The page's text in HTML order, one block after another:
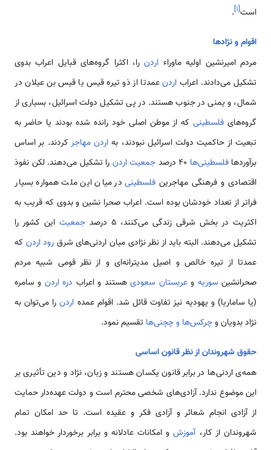
است[۱]
.
اقوام و نژادها
مردم امیرنشین اولیه ماوراء اردنرا،‌ اکثرا گروه‌های قبایل اعراب بدوی
تشکیل می‌دادند. اعراب اردنعمدتا از ذو تیره قیس یا قیس بن عیلان در
شمال، و یمنی در جنوب هستند. در پی تشکیل دولت اسرائیل، بسیاری از
گروه‌های فلسطینی که از موطن اصلی خود رانده شده بودند یا حاضر به
تبعیت از حاکمیت دولت اسرائیل نبودند، به اردن مهاجر کردند. بر اساس
برآوردهافلسطینی‌ها جمعیت اردن را تشکیل می‌دهند. لکن نفوذ
اقتصادی و فرهنگی مهاجرینفلسطینی در میان این ملت همواره بسیار
فراتر از تعداد خودشان بوده است. اعراب صحرا نشین و بدوی که قریب به
اکثریت در بخش شرقی زندگی می‌کنند،‌ 5 درصد
جمعیت این کشور را
تشکیل می‌دهند. البته باید از نظر نژادی میان اردنی‌های شرق رود اردن که
عمدتا از تیره خالص و اصیل مدیترانه‌ای و از نظر قومی‌ شبیه مردم
صحرا‌نشین سوریه وعربستان سعودیهستند و اعراب دره اردن و سامره
(یا ساماریا) و یهودیه نیز تفاوت قائل شد. اقوام عمده اردنرا می‌توان به
نژاد بدویان وچرکس‌ها و چچنی‌ها تقسیم نمود.
حقوق شهروندان از نظر قانون اساسی
همه‌‌ی اردنی‌ها در برابر قانون یکسان هستند و زبان، نژاد و دین تأثیری بر
این موضوع ندارد. آزادی‌های شخصی محترم است و دولت عهده‌دار حمایت
از آزادی انجام شعائر و آزادی فکر و عقیده است. تا حد امکان تمام
شهروندان از کار،آموزشو امکانات عادلانه و برابر برخوردار خواهند بود.